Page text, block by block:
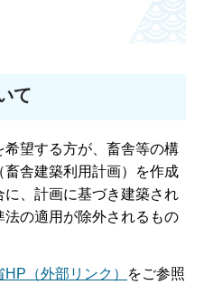
て
望する方が、畜舎等の構
舎建築利用計画）を作成
に、計画に基づき建築され
の適用が除外されるもの
（外部リンク）
をご参照